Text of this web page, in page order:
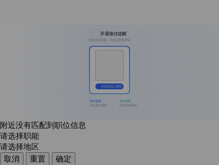
开通微信提醒
消息实时提醒，不错过重要通知
长按识别二维码
实时提醒
消息及时通知
实时提醒
消息及时通知
附近没有匹配到职位信息
请选择职能
请选择地区
取消
重置
确定